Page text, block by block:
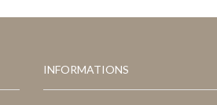
INFORMATIONS